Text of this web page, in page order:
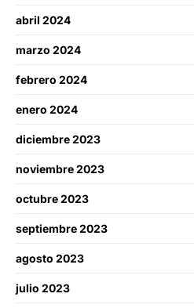
abril 2024
marzo 2024
febrero 2024
enero 2024
diciembre 2023
noviembre 2023
octubre 2023
septiembre 2023
agosto 2023
julio 2023